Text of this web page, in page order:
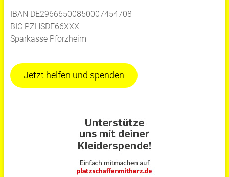
IBAN DE29666500850007454708
BIC PZHSDE66XXX
Sparkasse Pforzheim
Jetzt helfen und spenden